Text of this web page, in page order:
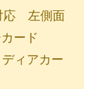
応 左側面
ード
ィアカー